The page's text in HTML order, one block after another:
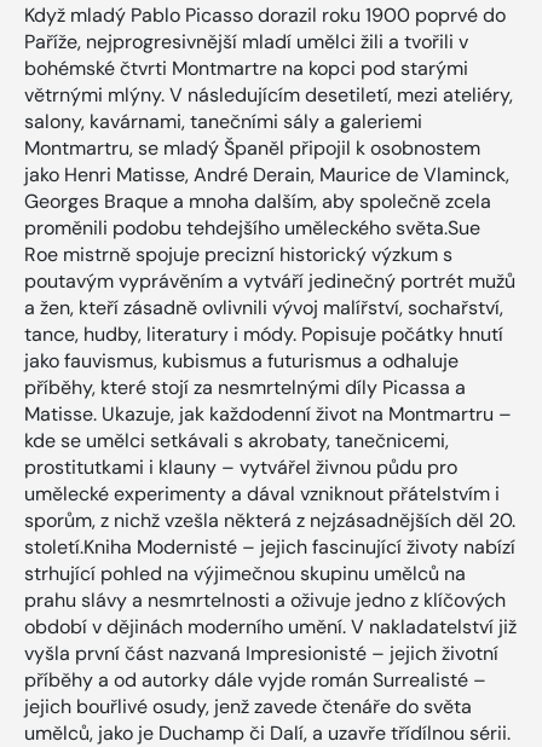
Když mladý Pablo Picasso dorazil roku 1900 poprvé do
Paříže, nejprogresivnější mladí umělci žili a tvořili v
bohémské čtvrti Montmartre na kopci pod starými
větrnými mlýny. V následujícím desetiletí, mezi ateliéry,
salony, kavárnami, tanečními sály a galeriemi
Montmartru, se mladý Španěl připojil k osobnostem
jako Henri Matisse, André Derain, Maurice de Vlaminck,
Georges Braque a mnoha dalším, aby společně zcela
proměnili podobu tehdejšího uměleckého světa.Sue
Roe mistrně spojuje precizní historický výzkum s
poutavým vyprávěním a vytváří jedinečný portrét mužů
a žen, kteří zásadně ovlivnili vývoj malířství, sochařství,
tance, hudby, literatury i módy. Popisuje počátky hnutí
jako fauvismus, kubismus a futurismus a odhaluje
příběhy, které stojí za nesmrtelnými díly Picassa a
Matisse. Ukazuje, jak každodenní život na Montmartru –
kde se umělci setkávali s akrobaty, tanečnicemi,
prostitutkami i klauny – vytvářel živnou půdu pro
umělecké experimenty a dával vzniknout přátelstvím i
sporům, z nichž vzešla některá z nejzásadnějších děl 20.
století.Kniha Modernisté – jejich fascinující životy nabízí
strhující pohled na výjimečnou skupinu umělců na
prahu slávy a nesmrtelnosti a oživuje jedno z klíčových
období v dějinách moderního umění. V nakladatelství již
vyšla první část nazvaná Impresionisté – jejich životní
příběhy a od autorky dále vyjde román Surrealisté –
jejich bouřlivé osudy, jenž zavede čtenáře do světa
umělců, jako je Duchamp či Dalí, a uzavře třídílnou sérii.